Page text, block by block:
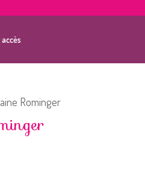
Rominger